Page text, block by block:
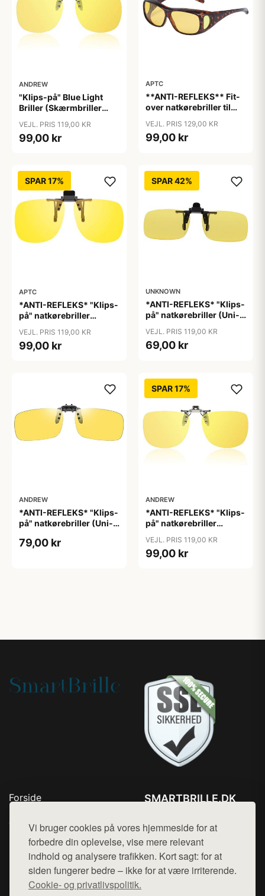
Vi bruger cookies på vores hjemmeside for at
forbedre din oplevelse, vise mere relevant
indhold og analysere trafikken. Kort sagt: for at
siden fungerer bedre – ikke for at være irriterende.
Cookie- og privatlivspolitik.
ANDREW
"Klips-på" Blue Light
Briller (Skærmbriller
"Moon"
VEJL. PRIS 119,00 KR
99,00 kr
APTC
**ANTI-REFLEKS** Fit-
over natkørebriller til
"Glare"
VEJL. PRIS 129,00 KR
99,00 kr
SPAR 17%
APTC
*ANTI-REFLEKS* "Klips-
på" natkørebriller
VEJL. PRIS 119,00 KR
99,00 kr
SPAR 42%
UNKNOWN
*ANTI-REFLEKS* "Klips-
på" natkørebriller (Uni-
VEJL. PRIS 119,00 KR
69,00 kr
ANDREW
*ANTI-REFLEKS* "Klips-
på" natkørebriller (Uni-
79,00 kr
SPAR 17%
ANDREW
*ANTI-REFLEKS* "Klips-
på" natkørebriller
"Moon"
VEJL. PRIS 119,00 KR
99,00 kr
Forside
Top Rabatter
Blog
Kontakt
SMARTBRILLE.DK
Mail: hej@want.dk
Cookie- og privatlivspolitik